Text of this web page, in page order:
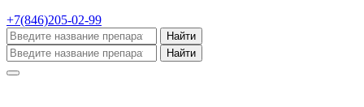
+7(846)205-02-99
Найти
Найти